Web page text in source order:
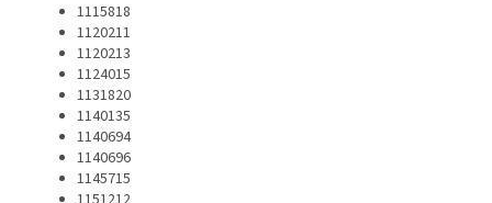
1115818
1120211
1120213
1124015
1131820
1140135
1140694
1140696
1145715